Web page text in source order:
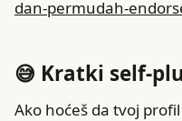
dan-permudah-
😅 Kratki self-
Ako hoćeš da tvoj